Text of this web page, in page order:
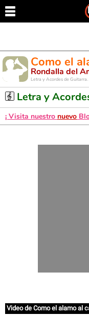
Como el
Rondalla del
Letra y Acordes de
Letra y
¡ Visita nuestro nuevo
Video de Como el alamo al